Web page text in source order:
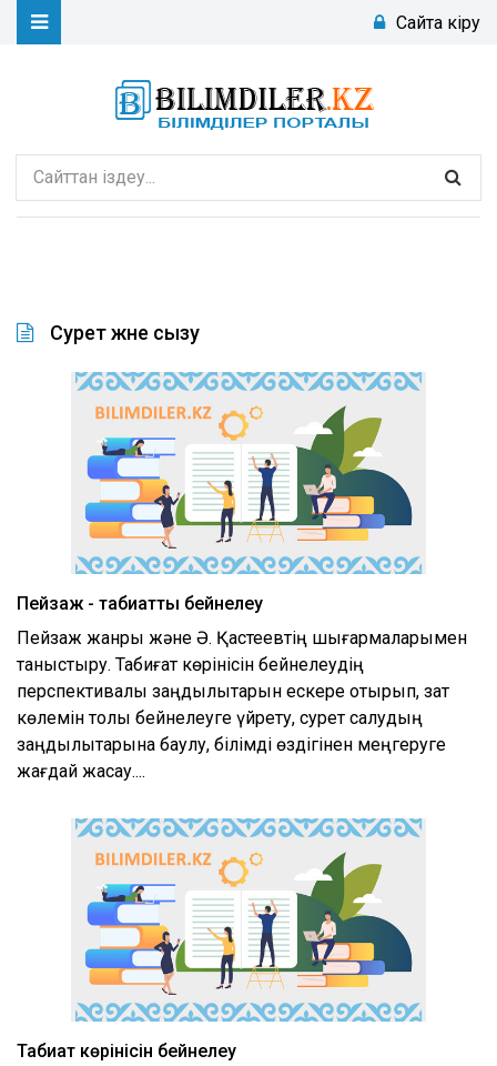
Сайтқа кіру
Сурет және сызу
Пейзаж - табиғатты бейнелеу
Пейзаж жанры және Ә. Қастеевтің шығармаларымен
таныстыру. Табиғат көрінісін бейнелеудің
перспективалық заңдылықтарын ескере отырып, зат
көлемін толық бейнелеуге үйрету, сурет салудың
заңдылықтарына баулу, білімді өздігінен меңгеруге
жағдай жасау....
Табиғат көрінісін бейнелеу